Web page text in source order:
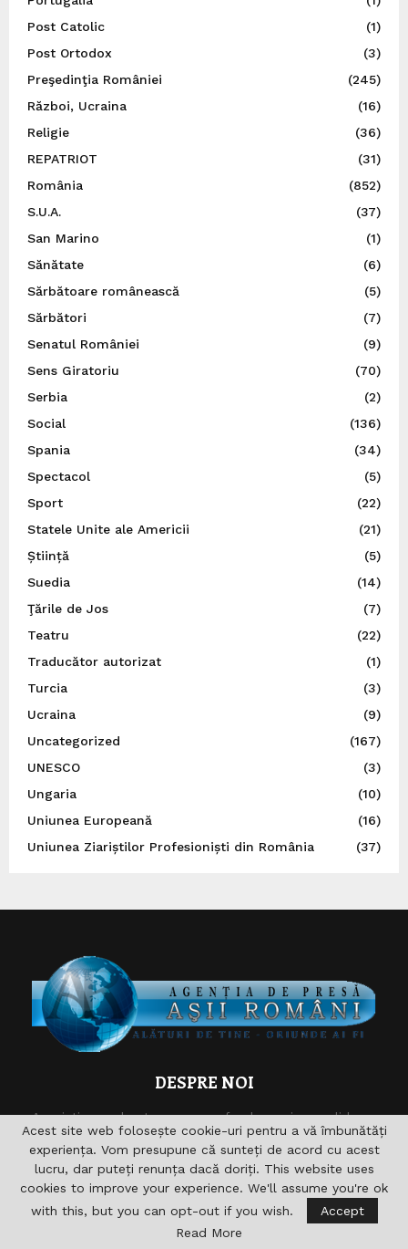
Post Catolic
(1)
Post Ortodox
(3)
Preşedinţia României
(245)
Război, Ucraina
(16)
Religie
(36)
REPATRIOT
(31)
România
(852)
S.U.A.
(37)
San Marino
(1)
Sănătate
(6)
Sărbătoare românească
(5)
Sărbători
(7)
Senatul României
(9)
Sens Giratoriu
(70)
Serbia
(2)
Social
(136)
Spania
(34)
Spectacol
(5)
Sport
(22)
Statele Unite ale Americii
(21)
Știință
(5)
Suedia
(14)
Ţările de Jos
(7)
Teatru
(22)
Traducător autorizat
(1)
Turcia
(3)
Ucraina
(9)
Uncategorized
(167)
UNESCO
(3)
Ungaria
(10)
Uniunea Europeană
(16)
Uniunea Ziariștilor Profesioniști din România
(37)
DESPRE NOI
Asociaţia are drept scop , aprofundarea si consolidarea
relaţiilor germane-române şi în acelaşi timp îndeplinirea şi
sprijinirea diferitelor acţiuni pentru domeniile formare,
cultură, sport, radio, Informaţie şi de asemenea realizarea
accesului către noile căi de comunicare. nu vizeaza in
primul rand obtinerea unui profit economic.
Acest site web folosește cookie-uri pentru a vă îmbunătăți
experiența. Vom presupune că sunteți de acord cu acest
lucru, dar puteți renunța dacă doriți. This website uses
cookies to improve your experience. We'll assume you're ok
with this, but you can opt-out if you wish.
Accept
Read More